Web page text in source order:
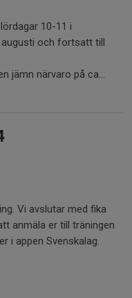
10-11 i
och fortsatt till
jämn närvaro på ca...
Vi avslutar med fika
anmäla er till träningen
i appen Svenskalag.